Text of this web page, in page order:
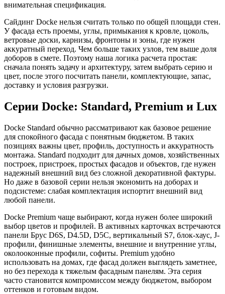
внимательная спецификация.
Сайдинг Docke нельзя считать только по общей площади стен.
У фасада есть проемы, углы, примыкания к кровле, цоколь,
ветровые доски, карнизы, фронтоны и зоны, где нужен
аккуратный переход. Чем больше таких узлов, тем выше доля
доборов в смете. Поэтому наша логика расчета простая:
сначала понять задачу и архитектуру, затем выбрать серию и
цвет, после этого посчитать панели, комплектующие, запас,
доставку и условия разгрузки.
Серии Docke: Standard, Premium и Lux
Docke Standard обычно рассматривают как базовое решение
для спокойного фасада с понятным бюджетом. В таких
позициях важны цвет, профиль, доступность и аккуратность
монтажа. Standard подходит для дачных домов, хозяйственных
построек, пристроек, простых фасадов и объектов, где нужен
надежный внешний вид без сложной декоративной фактуры.
Но даже в базовой серии нельзя экономить на доборах и
подсистеме: слабая комплектация испортит внешний вид
любой панели.
Docke Premium чаще выбирают, когда нужен более широкий
выбор цветов и профилей. В активных карточках встречаются
панели Брус D6S, D4.5D, D5C, вертикальный S7, блок-хаус, J-
профили, финишные элементы, внешние и внутренние углы,
околооконные профили, софиты. Premium удобно
использовать на домах, где фасад должен выглядеть заметнее,
но без перехода к тяжелым фасадным панелям. Эта серия
часто становится компромиссом между бюджетом, выбором
оттенков и готовым видом.